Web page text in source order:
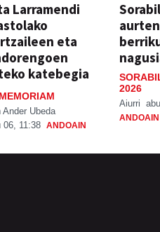
Larramendi
eta
katebegia
Ander Ubeda
06, 11:38 ANDOAIN
2026
Aiurri
ANDOAIN